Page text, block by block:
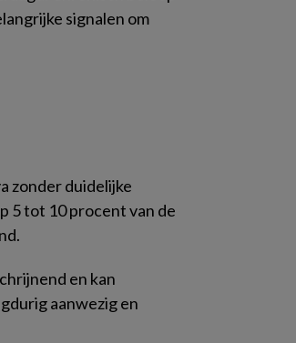
signalen om
zonder duidelijke
5 tot 10 procent van de
en kan
aanwezig en